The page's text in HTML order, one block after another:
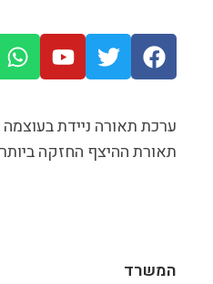
תאורת ההיצף החזקה
המשרד